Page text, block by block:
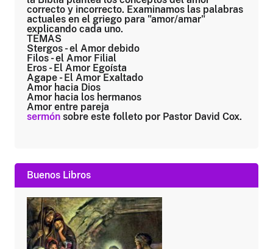
correcto y incorrecto. Examinamos las palabras
actuales en el griego para "amor/amar"
explicando cada uno.
TEMAS
Stergos - el Amor debido
Filos - el Amor Filial
Eros - El Amor Egoísta
Agape - El Amor Exaltado
Amor hacia Dios
Amor hacia los hermanos
Amor entre pareja
sermón sobre este folleto por Pastor David Cox.
Buenos Libros